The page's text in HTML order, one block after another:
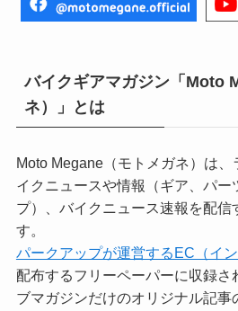
バイクギアマガジン「Moto
ネ）」とは
Moto Megane（モトメガネ）は
イクニュースや情報（ギア、パー
プ）、バイクニュース速報を配信
す。
パークアップが運営するEC（イン
配布するフリーペーパーに収録さ
ブマガジンだけのオリジナル記事